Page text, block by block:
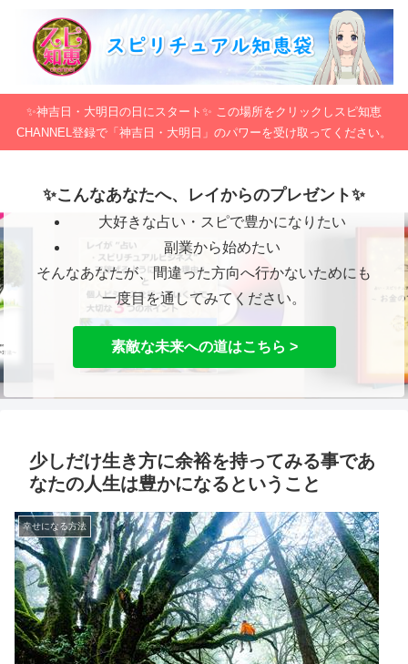
✨神吉日・大明日の日にスタート✨ この場所をクリックしスピ知恵
CHANNEL登録で「神吉日・大明日」のパワーを受け取ってください。
✨こんなあなたへ、レイからのプレゼント✨
大好きな占い・スピで豊かになりたい
副業から始めたい
そんなあなたが、間違った方向へ行かないためにも
一度目を通してみてください。
素敵な未来への道はこちら >
少しだけ生き方に余裕を持ってみる事であ
なたの人生は豊かになるということ
幸せになる方法